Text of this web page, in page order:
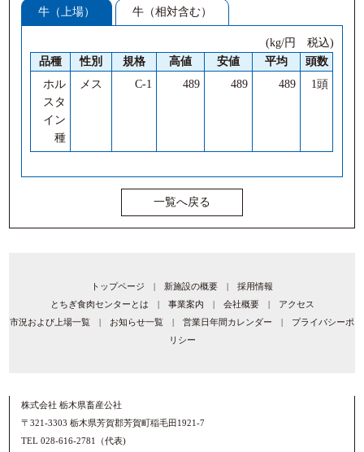
牛（上場） 牛（相対含む）
(kg/円 税込)
品種
性別 規格 高値 安値 平均
頭数
ホル
スタ
イン
種
メス C-1 489 489 489 1頭
一覧へ戻る
トップページ | 新施設の概要 | 採用情報
とちぎ食肉センターとは | 事業案内 | 会社概要|
アクセス
市況および上場一覧 | お知らせ一覧 | 営業日年間カレンダー | プライバシーポ
リシー
株式会社 栃木県畜産公社
〒321-3303 栃木県芳賀郡芳賀町稲毛田1921-7
TEL 028-616-2781（代表)